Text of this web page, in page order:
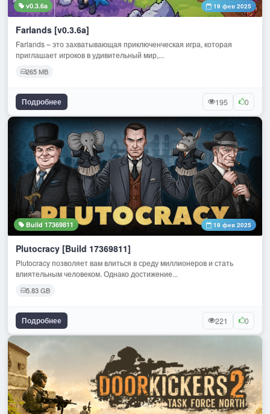
v0.3.6a 19 фев 2025
Farlands [v0.3.6a]
Farlands – это захватывающая приключенческая игра, которая
приглашает игроков в удивительный мир,...
265 МВ
Подробнее 195 0
Build 17369811 19 фев 2025
Plutocracy [Build 17369811]
Plutocracy позволяет вам влиться в среду миллионеров и стать
влиятельным человеком. Однако достижение...
5.83 GB
Подробнее 221 0